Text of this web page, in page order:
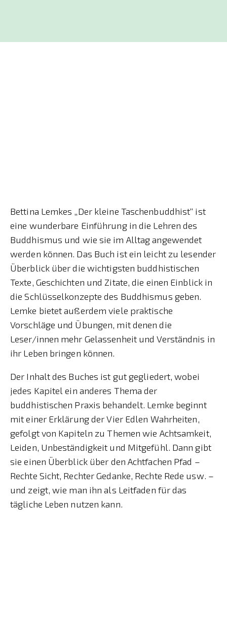
Bettina Lemkes „Der kleine Taschenbuddhist“ ist
eine wunderbare Einführung in die Lehren des
Buddhismus und wie sie im Alltag angewendet
werden können. Das Buch ist ein leicht zu lesender
Überblick über die wichtigsten buddhistischen
Texte, Geschichten und Zitate, die einen Einblick in
die Schlüsselkonzepte des Buddhismus geben.
Lemke bietet außerdem viele praktische
Vorschläge und Übungen, mit denen die
Leser/innen mehr Gelassenheit und Verständnis in
ihr Leben bringen können.
Der Inhalt des Buches ist gut gegliedert, wobei
jedes Kapitel ein anderes Thema der
buddhistischen Praxis behandelt. Lemke beginnt
mit einer Erklärung der Vier Edlen Wahrheiten,
gefolgt von Kapiteln zu Themen wie Achtsamkeit,
Leiden, Unbeständigkeit und Mitgefühl. Dann gibt
sie einen Überblick über den Achtfachen Pfad –
Rechte Sicht, Rechter Gedanke, Rechte Rede usw. –
und zeigt, wie man ihn als Leitfaden für das
tägliche Leben nutzen kann.